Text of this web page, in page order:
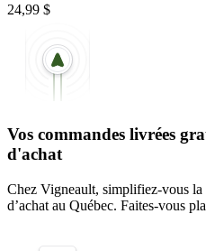
24,99 $
Vos commandes livrées
d'achat
Chez Vigneault, simplifiez-vous
d’achat au Québec. Faites-vous